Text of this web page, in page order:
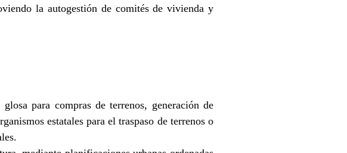
la autogestión de comités de vivienda y
para compras de terrenos, generación de
estatales para el traspaso de terrenos o